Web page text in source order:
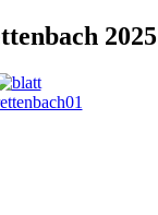
2025